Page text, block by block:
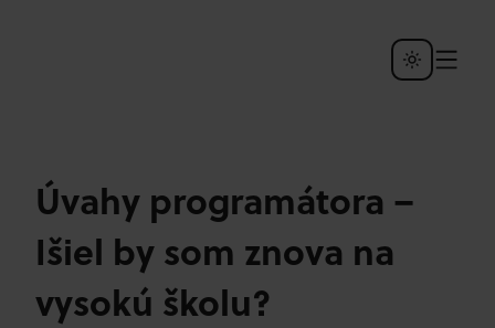
Úvahy programátora –
Išiel by som znova na
vysokú školu?